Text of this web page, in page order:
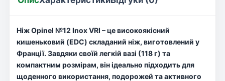
Ніж Opinel №12 Inox VRI – це високоякісний
кишеньковий (EDC) складаний ніж, виготовлений у
Франції. Завдяки своїй легкій вазі (118 г) та
компактним розмірам, він ідеально підходить для
щоденного використання, подорожей та активного